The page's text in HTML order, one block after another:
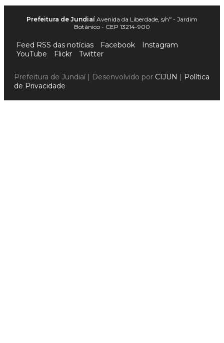
Prefeitura de Jundiaí Avenida da Liberdade, s/nº - Jardim
Botânico - CEP 13214-900
Feed RSS das notícias Facebook
Instagram
YouTube
Flickr Twitter
Prefeitura de Jundiaí | Desenvolvido por CIJUN | Política
de Privacidade